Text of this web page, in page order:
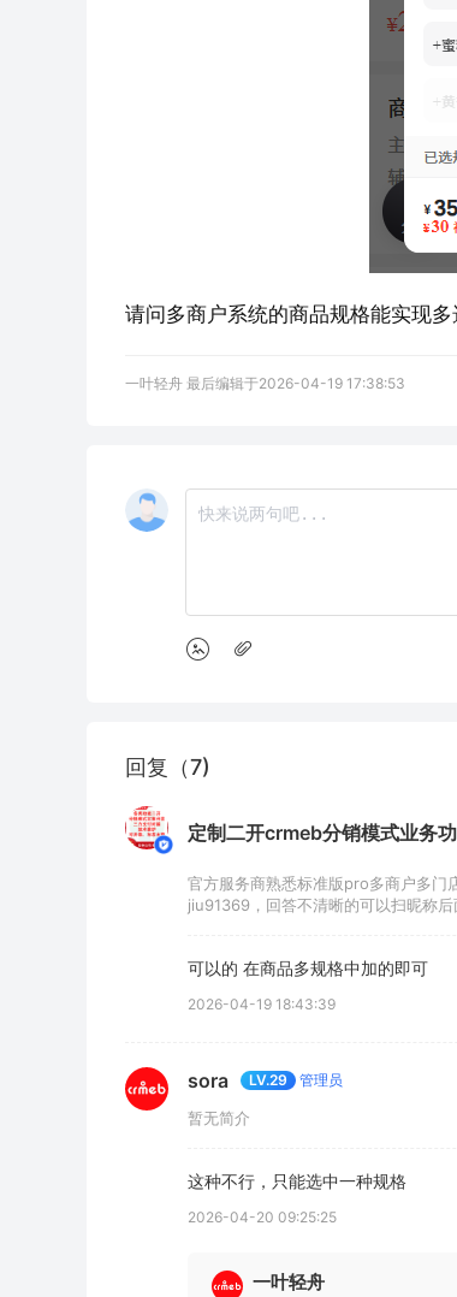
请问多商户系统的商品规格能实现
一叶轻舟 最后编辑于2026-04-19 17:38:53
回复（7)
定制二开crmeb分销模式业务
官方服务商熟悉标准版pro多商户多门
jiu91369，回答不清晰的可以扫昵称后
可以的 在商品多规格中加的即可
2026-04-19 18:43:39
sora LV.29 管理员
暂无简介
这种不行，只能选中一种规格
2026-04-20 09:25:25
一叶轻舟